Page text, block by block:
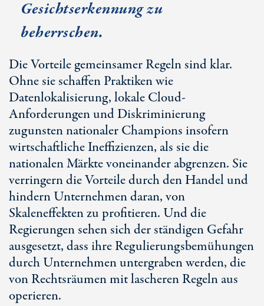
Gesichtserkennung zu
beherrschen.
Die Vorteile gemeinsamer Regeln sind klar.
Ohne sie schaffen Praktiken wie
Datenlokalisierung, lokale Cloud-
Anforderungen und Diskriminierung
zugunsten nationaler Champions insofern
wirtschaftliche Ineffizienzen, als sie die
nationalen Märkte voneinander abgrenzen. Sie
verringern die Vorteile durch den Handel und
hindern Unternehmen daran, von
Skaleneffekten zu profitieren. Und die
Regierungen sehen sich der ständigen Gefahr
ausgesetzt, dass ihre Regulierungsbemühungen
durch Unternehmen untergraben werden, die
von Rechtsräumen mit lascheren Regeln aus
operieren.